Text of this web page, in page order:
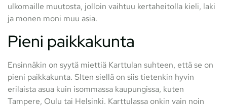
ulkomaille muutosta, jolloin vaihtuu kertaheitolla kieli, laki
ja monen moni muu asia.
Pieni paikkakunta
Ensinnäkin on syytä miettiä Karttulan suhteen, että se on
pieni paikkakunta. SIten siellä on siis tietenkin hyvin
erilaista asua kuin isommassa kaupungissa, kuten
Tampere, Oulu tai Helsinki. Karttulassa onkin vain noin